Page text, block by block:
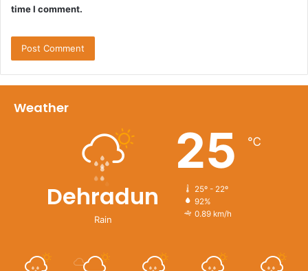
time I comment.
Weather
Dehradun
Rain
25 ℃
25º - 22º
92%
0.89 km/h